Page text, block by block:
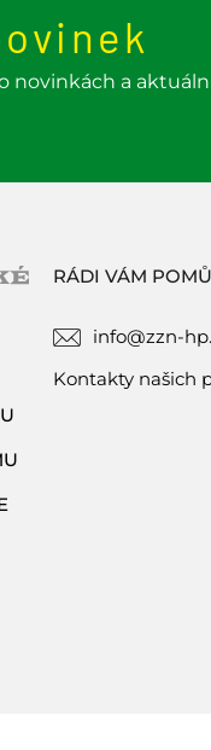
novinkách a
RÁDI VÁM
info@zzn-
Kontakty našich